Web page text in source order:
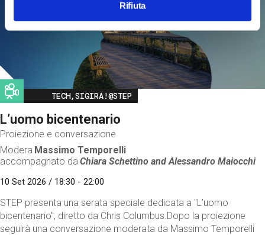
Rifiuta
Image
TECH,SIGIRA!@STEP
L’uomo bicentenario
Proiezione e conversazione
Modera Massimo Temporelli
accompagnato da Chiara Schettino andAlessandro Maiocchi
10 Set 2026 / 18:30 - 22:00
STEP presenta una serata speciale dedicata a "L’uomo
bicentenario", diretto da Chris Columbus.Dopo la proiezione
seguirà una conversazione moderata da Massimo Temporelli